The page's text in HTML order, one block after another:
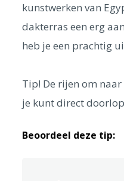
kunstwerken van
dakterras een erg
heb je een prachtig
Tip! De rijen om
je kunt direct
Beoordeel deze tip: